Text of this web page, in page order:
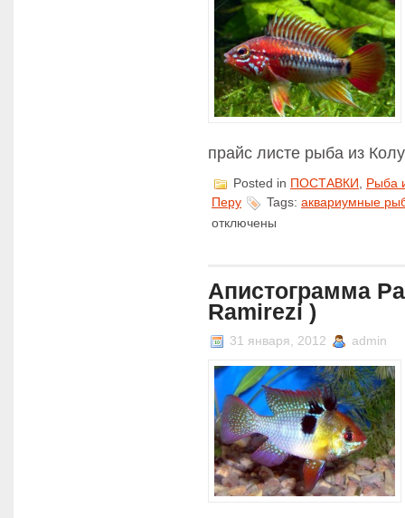
прайс листе рыба из
Posted in ПОСТАВКИ
Рыба
Перу
Tags: аквариумные
отключены
Апистограмма
Ramirezi )
31 января, 2012 admin